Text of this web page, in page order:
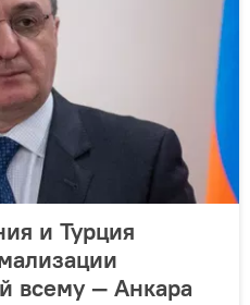
и Турция
всему — Анкара